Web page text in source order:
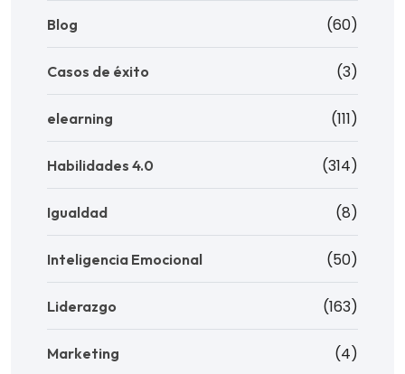
Blog (60)
Casos de éxito (3)
elearning (111)
Habilidades 4.0 (314)
Igualdad (8)
Inteligencia Emocional (50)
Liderazgo (163)
Marketing (4)